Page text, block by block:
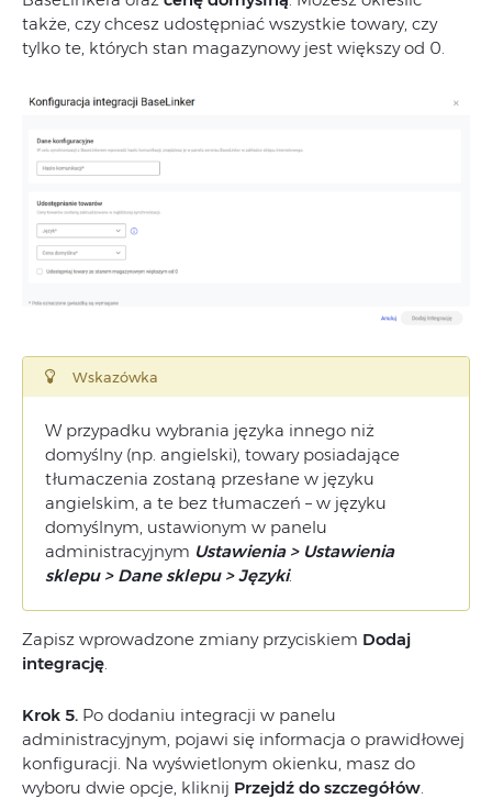
także, czy chcesz udostępniać wszystkie towary, czy
tylko te, których stan magazynowy jest większy od 0.
Wskazówka
W przypadku wybrania języka innego niż
domyślny (np. angielski), towary posiadające
tłumaczenia zostaną przesłane w języku
angielskim, a te bez tłumaczeń – w języku
domyślnym, ustawionym w panelu
administracyjnym Ustawienia > Ustawienia
sklepu > Dane sklepu > Języki.
Zapisz wprowadzone zmiany przyciskiem Dodaj
integrację
Krok 5. Po dodaniu integracji w panelu
administracyjnym, pojawi się informacja o prawidłowej
konfiguracji. Na wyświetlonym okienku, masz do
wyboru dwie opcje, kliknij Przejdź do szczegółów